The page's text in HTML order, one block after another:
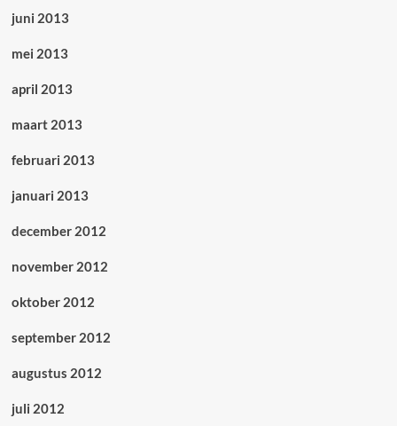
juni 2013
mei 2013
april 2013
maart 2013
februari 2013
januari 2013
december 2012
november 2012
oktober 2012
september 2012
augustus 2012
juli 2012